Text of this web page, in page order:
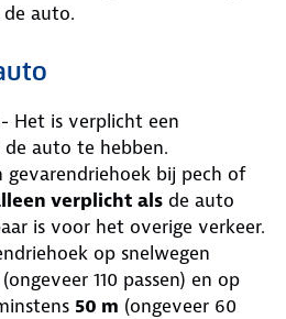
auto.
- Het is verplicht een
auto te hebben.
gevarendriehoek bij pech of
verplicht als de auto
is voor het overige verkeer.
op snelwegen
(ongeveer 110 passen) en op
50 m (ongeveer 60